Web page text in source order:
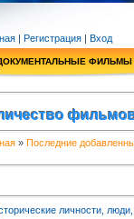
| Регистрация | Вход
ФИЛЬМЫ
» Последние
личности,